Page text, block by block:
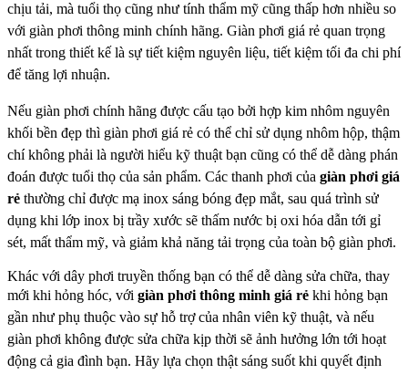
chịu tải, mà tuổi thọ cũng như tính thẩm mỹ cũng thấp hơn nhiều so
với giàn phơi thông minh chính hãng. Giàn phơi giá rẻ quan trọng
nhất trong thiết kế là sự tiết kiệm nguyên liệu, tiết kiệm tối đa chi phí
để tăng lợi nhuận.
Nếu giàn phơi chính hãng được cấu tạo bởi hợp kim nhôm nguyên
khối bền đẹp thì giàn phơi giá rẻ có thể chỉ sử dụng nhôm hộp, thậm
chí không phải là người hiểu kỹ thuật bạn cũng có thể dễ dàng phán
đoán được tuổi thọ của sản phẩm. Các thanh phơi của giàn phơi giá
rẻ thường chỉ được mạ inox sáng bóng đẹp mắt, sau quá trình sử
dụng khi lớp inox bị trầy xước sẽ thấm nước bị oxi hóa dẫn tới gỉ
sét, mất thẩm mỹ, và giảm khả năng tải trọng của toàn bộ giàn phơi.
Khác với dây phơi truyền thống bạn có thể dễ dàng sửa chữa, thay
mới khi hỏng hóc, với giàn phơi thông minh giá rẻ khi hỏng bạn
gần như phụ thuộc vào sự hỗ trợ của nhân viên kỹ thuật, và nếu
giàn phơi không được sửa chữa kịp thời sẽ ảnh hưởng lớn tới hoạt
động cả gia đình bạn. Hãy lựa chọn thật sáng suốt khi quyết định